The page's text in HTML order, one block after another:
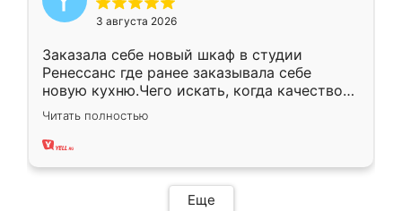
3 августа 2026
Заказала себе новый шкаф в студии
Ренессанс где ранее заказывала себе
новую кухню.Чего искать, когда качеством
вполне довольна. Служит кухня уже почти
два года, нареканий нет.
Читать полностью
Еще